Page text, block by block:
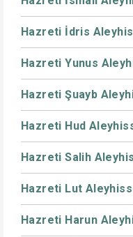
Hazreti İdris
Hazreti Yunus
Hazreti Şuayb
Hazreti Hud
Hazreti Salih
Hazreti Lut
Hazreti Harun